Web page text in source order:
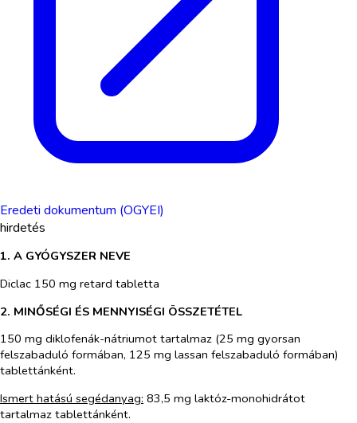
Eredeti dokumentum (OGYEI)
hirdetés
1. A GYÓGYSZER NEVE
Diclac 150 mg retard tabletta
2. MINŐSÉGI ÉS MENNYISÉGI ÖSSZETÉTEL
150 mg diklofenák-nátriumot tartalmaz (25 mg gyorsan
felszabaduló formában, 125 mg lassan felszabaduló formában)
tablettánként.
Ismert hatású segédanyag: 83,5 mg laktóz-monohidrátot
tartalmaz tablettánként.